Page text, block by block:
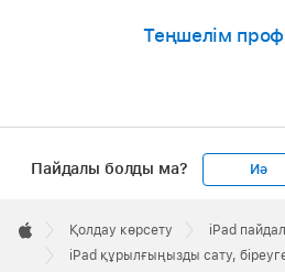
Теңшелім
Пайдалы болды ма? Иә
Footer

Apple
Қолдау көрсету
iPad
iPad құрылғыңызды сату,